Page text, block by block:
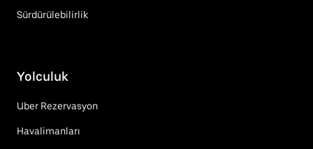
Sürdürülebilirlik
Yolculuk
Uber Rezervasyon
Havalimanları